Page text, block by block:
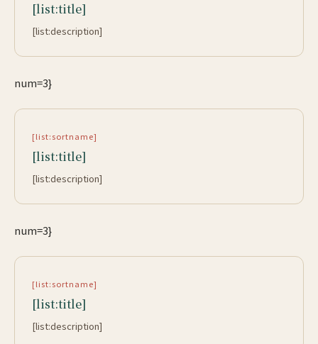
[list:title]
[list:description]
num=3}
[list:sortname]
[list:title]
[list:description]
num=3}
[list:sortname]
[list:title]
[list:description]